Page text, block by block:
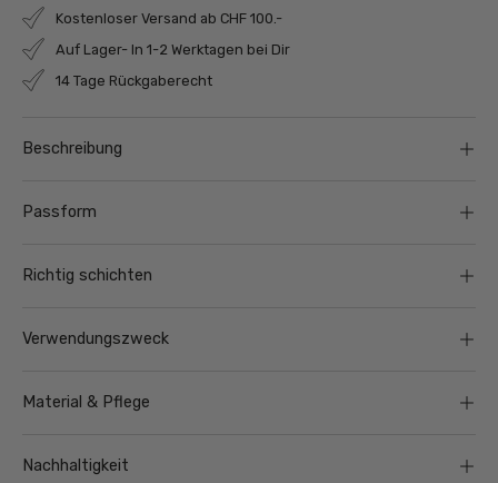
Kostenloser Versand ab CHF 100.-
Auf Lager- In 1-2 Werktagen bei Dir
14 Tage Rückgaberecht
Beschreibung
Passform
Richtig schichten
Verwendungszweck
Material & Pflege
Nachhaltigkeit